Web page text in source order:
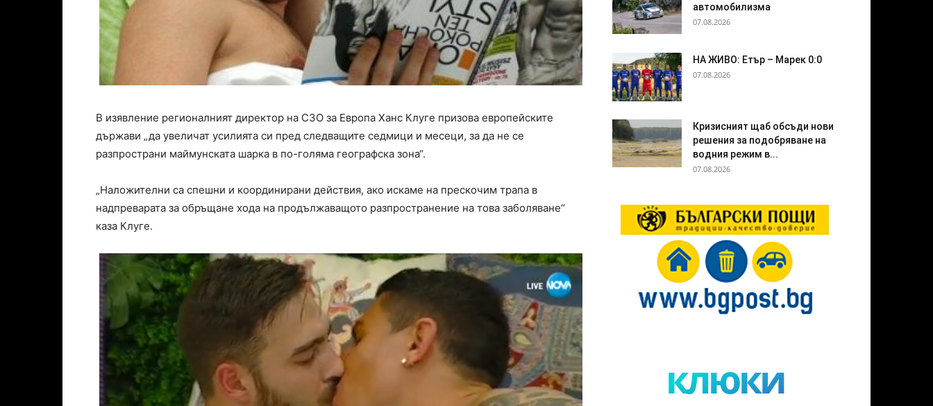
В изявление регионалният директор на СЗО за Европа Ханс Клуге призова европейските
държави „да увеличат усилията си пред следващите седмици и месеци, за да не се
разпространи маймунската шарка в по-голяма географска зона“.
„Наложителни са спешни и координирани действия, ако искаме на прескочим трапа в
надпреварата за обръщане хода на продължаващото разпространение на това заболяване“
каза Клуге.
автомобилизма
07.08.2026
НА ЖИВО: Етър – Марек 0:0
07.08.2026
Кризисният щаб обсъди нови
решения за подобряване на
водния режим в...
07.08.2026
клюки